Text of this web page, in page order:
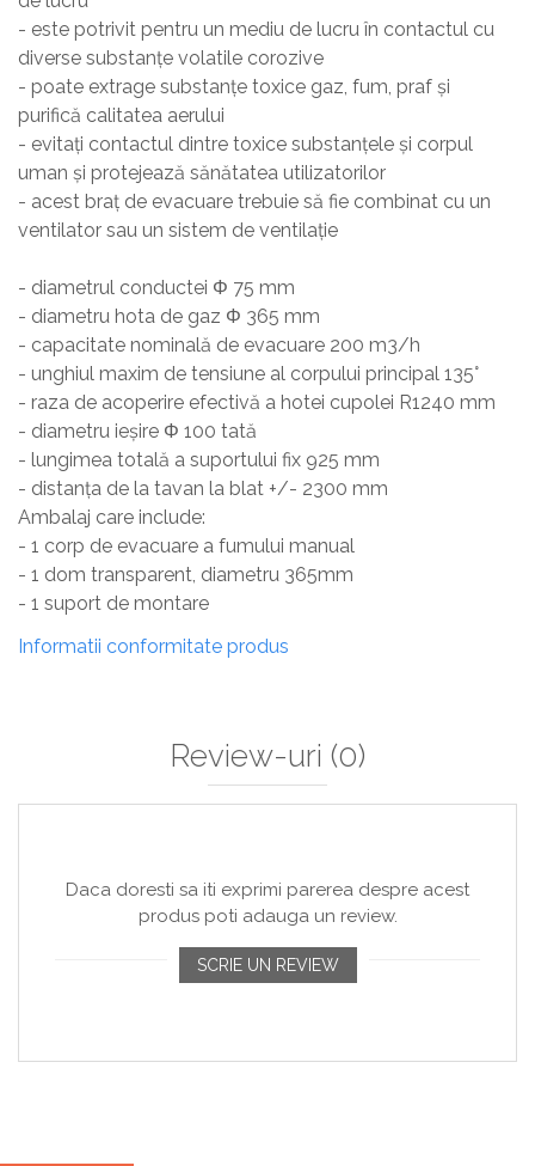
- este potrivit pentru un mediu de lucru în contactul cu
diverse substanțe volatile corozive
- poate extrage substanțe toxice gaz, fum, praf și
purifică calitatea aerului
- evitați contactul dintre toxice substanțele și corpul
uman și protejează sănătatea utilizatorilor
- acest braț de evacuare trebuie să fie combinat cu un
ventilator sau un sistem de ventilație
- diametrul conductei Φ 75 mm
- diametru hota de gaz Φ 365 mm
- capacitate nominală de evacuare 200 m3/h
- unghiul maxim de tensiune al corpului principal 135°
- raza de acoperire efectivă a hotei cupolei R1240 mm
- diametru ieșire Φ 100 tată
- lungimea totală a suportului fix 925 mm
- distanța de la tavan la blat +/- 2300 mm
Ambalaj care include:
- 1 corp de evacuare a fumului manual
- 1 dom transparent, diametru 365mm
- 1 suport de montare
Informatii conformitate produs
Review-uri (0)
Daca doresti sa iti exprimi parerea despre acest
produs poti adauga un review.
SCRIE UN REVIEW